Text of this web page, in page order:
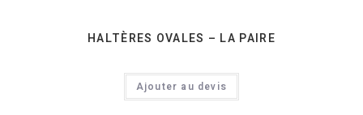
HALTÈRES OVALES – LA PAIRE
Ajouter au devis